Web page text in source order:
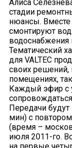
Алиса
стадии
нюансы. Вместе
смонтируют
водоснабжения
Тематический
для VALTEC
своих
помещениях,
Каждый эфир с
Передачи будут
мин) с
(время –
июля 2011-го.